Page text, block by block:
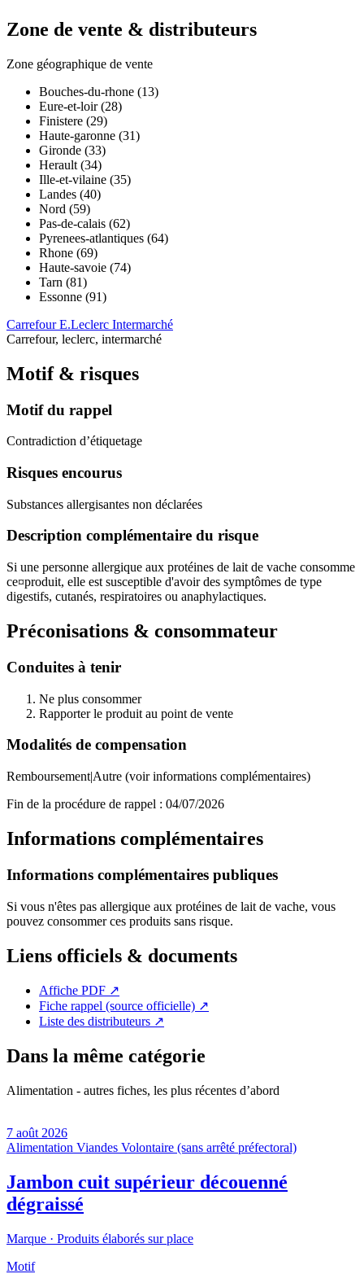
Zone de vente & distributeurs
Zone géographique de vente
Bouches-du-rhone (13)
Eure-et-loir (28)
Finistere (29)
Haute-garonne (31)
Gironde (33)
Herault (34)
Ille-et-vilaine (35)
Landes (40)
Nord (59)
Pas-de-calais (62)
Pyrenees-atlantiques (64)
Rhone (69)
Haute-savoie (74)
Tarn (81)
Essonne (91)
CarrefourE.Leclerc Intermarché
Carrefour, leclerc, intermarché
Motif & risques
Motif du rappel
Contradiction d’étiquetage
Risques encourus
Substances allergisantes non déclarées
Description complémentaire du risque
Si une personne allergique aux protéines de lait de vache consomme
ce¤produit, elle est susceptible d'avoir des symptômes de type
digestifs, cutanés, respiratoires ou anaphylactiques.
Préconisations & consommateur
Conduites à tenir
Ne plus consommer
Rapporter le produit au point de vente
Modalités de compensation
Remboursement|Autre (voir informations complémentaires)
Fin de la procédure de rappel : 04/07/2026
Informations complémentaires
Informations complémentaires publiques
Si vous n'êtes pas allergique aux protéines de lait de vache, vous
pouvez consommer ces produits sans risque.
Liens officiels & documents
Affiche PDF ↗
Fiche rappel (source officielle) ↗
Liste des distributeurs ↗
Dans la même catégorie
Alimentation - autres fiches, les plus récentes d’abord
7 août 2026
Alimentation Viandes Volontaire (sans arrêté préfectoral)
Jambon cuit supérieur découenné
dégraissé
Marque · Produits élaborés sur place
Motif